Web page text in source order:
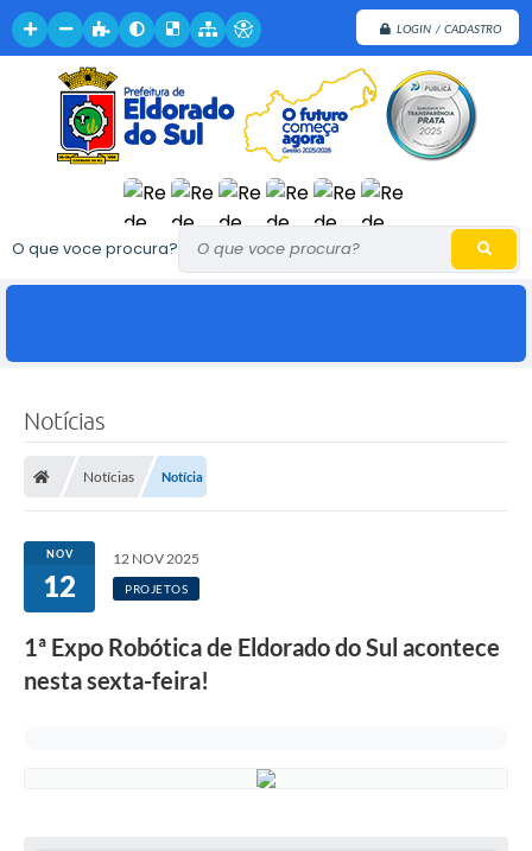
LOGIN / CADASTRO
O que voce procura?
Notícias
Notícias Notícia
NOV
12
12 NOV 2025
PROJETOS
1ª Expo Robótica de Eldorado do Sul acontece
nesta sexta-feira!